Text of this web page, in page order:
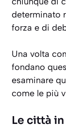
determinato
forza e di
Una volta
fondano
esaminare
come le più
Le città